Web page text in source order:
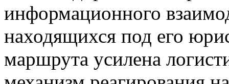
информационного
находящихся под его
маршрута усилена